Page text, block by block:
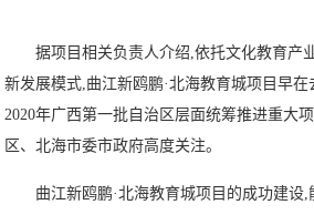
据项目相关负责人介绍,依托文化教育产
新发展模式,曲江新鸥鹏·北海教育城项目早
2020年广西第一批自治区层面统筹推进重大
区、北海市委市政府高度关注。
曲江新鸥鹏·北海教育城项目的成功建设,